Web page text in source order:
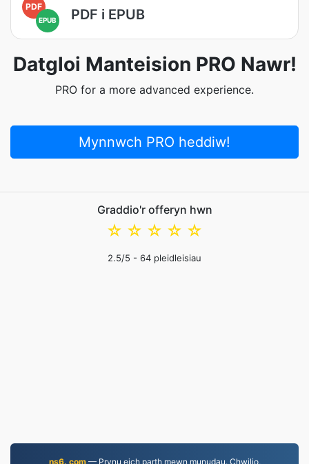
PDF
EPUB PDF i EPUB
Datgloi Manteision PRO Nawr!
PRO for a more advanced experience.
Mynnwch PRO heddiw!
Graddio'r offeryn hwn
☆
☆
☆
☆
☆
2.5/5 - 64 pleidleisiau
ns6. com— Prynu eich parth mewn munudau. Chwilio,